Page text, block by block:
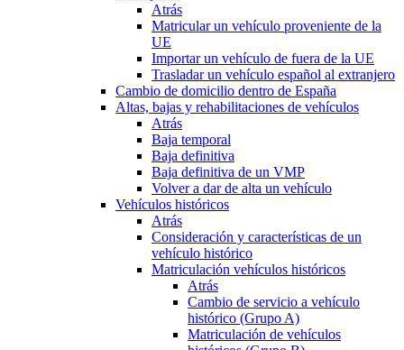
Atrás
Matricular un vehículo proveniente de la
UE
Importar un vehículo de fuera de la UE
Trasladar un vehículo español al extranjero
Cambio de domicilio dentro de España
Altas, bajas y rehabilitaciones de vehículos
Atrás
Baja temporal
Baja definitiva
Baja definitiva de un VMP
Volver a dar de alta un vehículo
Vehículos históricos
Atrás
Consideración y características de un
vehículo histórico
Matriculación vehículos históricos
Atrás
Cambio de servicio a vehículo
histórico (Grupo A)
Matriculación de vehículos